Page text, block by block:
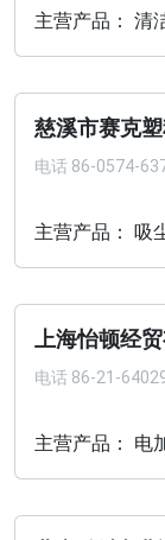
主营产品： 清
慈溪市赛克
电话 86-0574-
主营产品： 吸
上海怡顿经贸
电话 86-21-
主营产品： 电